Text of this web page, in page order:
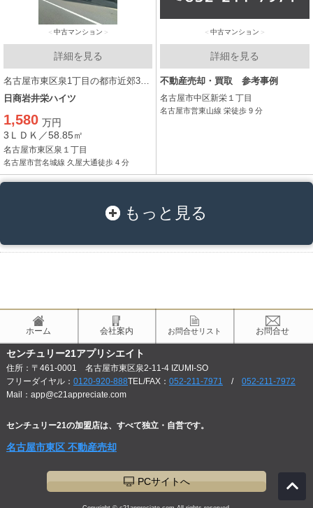
中古マンション
詳細を見る
日商岩井栄ハイツ
1,580 万円
3ＬＤＫ／58.85㎡
名古屋市東区泉１丁目
名古屋市営名城線 久屋大通徒歩 4 分
中古マンション
詳細を見る
不動産売却・買取 参考事例
名古屋市中区新栄１丁目
名古屋市営東山線 栄徒歩 9 分
もっと見る
ホーム 会社案内 お問合せリスト お問合せ
センチュリー21アプリシエイト
住所：〒461-0001 名古屋市東区泉2-11-4 IZUMI-SO
フリーダイヤル： 0120-920-888TEL/FAX： 052-211-7971 / 052-211-7972
Mail：app@c21appreciate.com
センチュリー21の加盟店は、すべて独立・自営です。
名古屋市東区 不動産売却
PCサイトへ